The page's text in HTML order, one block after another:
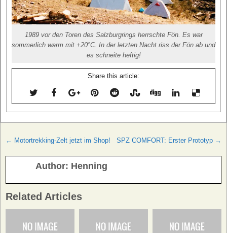
1989 vor den Toren des Salzburgrings herrschte Fön. Es war
sommerlich warm mit +20°C. In der letzten Nacht riss der Fön ab und
es schneite heftig!
Share this article:
Beitragsnavigation
← Motortrekking-Zelt jetzt im Shop! SPZ COMFORT: Erster Prototyp →
Author: Henning
Related Articles